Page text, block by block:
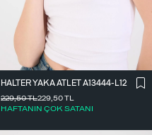
HALTER YAKA ATLET A13444-L12
229,50TL
HAFTANIN ÇOK SATANI
229,50TL